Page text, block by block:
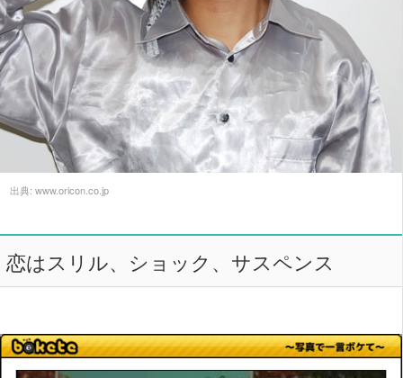
出典: www.oricon.co.jp
恋はスリル、ショック、サスペンス